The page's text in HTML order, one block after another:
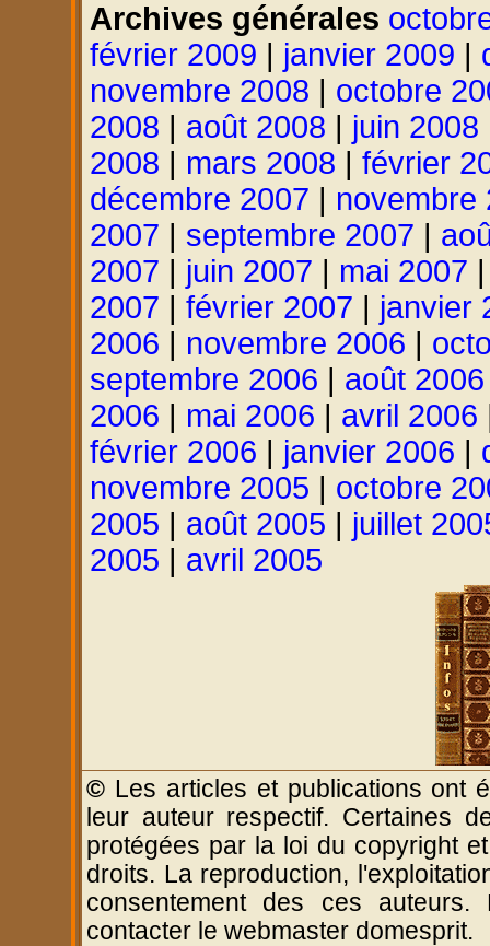
Archives générales
février 2009
janvier 2009
novembre 2008
octobre
2008
août 2008 juin 2008
2008
mars 2008
février
décembre 2007
novembre
2007
septembre 2007
2007
juin 2007 mai 2007
2007
février 2007
janvier
2006
novembre 2006
septembre 2006
août 2006
2006
mai 2006 avril 2006
février 2006
janvier 2006
novembre 2005
octobre
2005
août 2005
juillet
2005
avril 2005
© Les articles et publications ont
leur auteur respectif. Certaines
protégées par la loi du copyright
droits. La reproduction,
consentement des ces auteurs.
contacter le webmaster domesprit.